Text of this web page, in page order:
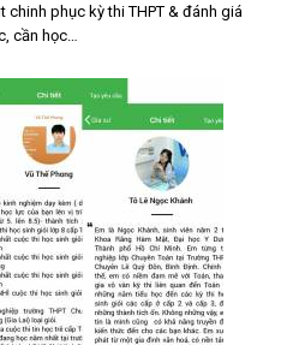
phục kỳ thi THPT & đánh giá
cần học…